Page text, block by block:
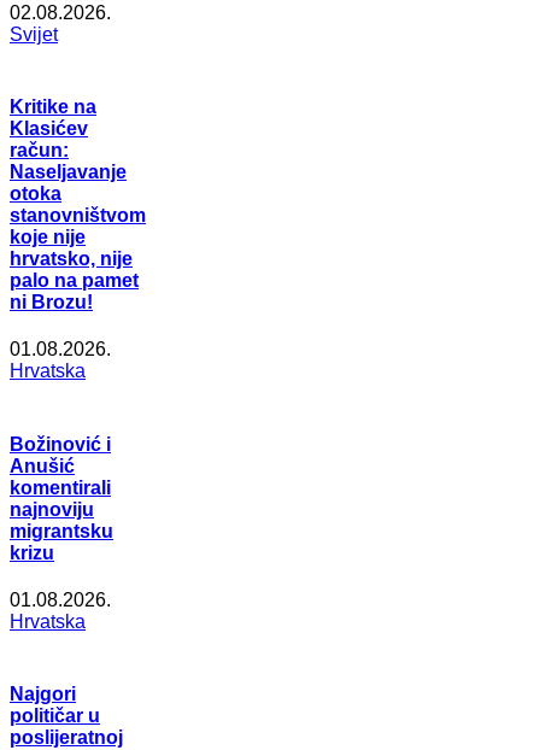
02.08.2026.
Svijet
Kritike na
Klasićev
račun:
Naseljavanje
otoka
stanovništvom
koje nije
hrvatsko, nije
palo na pamet
ni Brozu!
01.08.2026.
Hrvatska
Božinović i
Anušić
komentirali
najnoviju
migrantsku
krizu
01.08.2026.
Hrvatska
Najgori
političar u
poslijeratnoj